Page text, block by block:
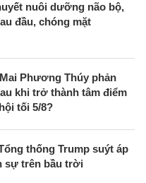
nuôi dưỡng não bộ,
đầu, chóng mặt
Phương Thúy phản
khi trở thành tâm điểm
tối 5/8?
thống Trump suýt áp
sự trên bầu trời